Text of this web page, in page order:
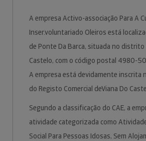
A empresa Activo-associação Para A
Inser.voluntariado Oleiros está
de Ponte Da Barca, situada no distrito
Castelo, com o código postal 4980-
A empresa está devidamente inscrita
do Registo Comercial deViana Do
Segundo a classificação do CAE, a
atividade categorizada como
Social Para Pessoas Idosas, Sem